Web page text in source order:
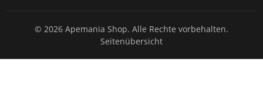
© 2026 Apemania Shop. Alle Rechte vorbehalten.
Seitenübersicht